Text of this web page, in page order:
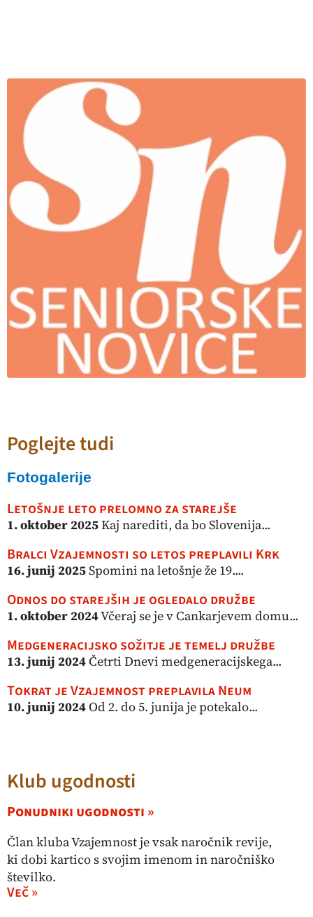
Poglejte tudi
Fotogalerije
Letošnje leto prelomno za starejše
1. oktober 2025Kaj narediti, da bo Slovenija...
Bralci Vzajemnosti so letos preplavili Krk
16. junij 2025Spomini na letošnje že 19....
Odnos do starejših je ogledalo družbe
1. oktober 2024Včeraj se je v Cankarjevem domu...
Medgeneracijsko sožitje je temelj družbe
13. junij 2024Četrti Dnevi medgeneracijskega...
Tokrat je Vzajemnost preplavila Neum
10. junij 2024Od 2. do 5. junija je potekalo...
Klub ugodnosti
Ponudniki ugodnosti »
Član kluba Vzajemnost je vsak naročnik revije,
ki dobi kartico s svojim imenom in naročniško
številko.
Več »